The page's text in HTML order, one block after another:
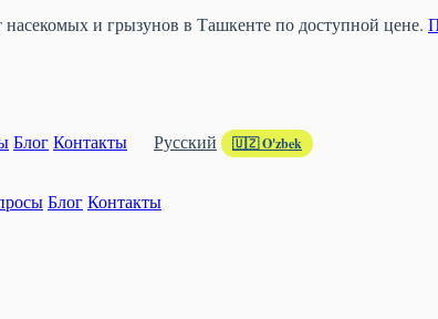
и грызунов в Ташкенте по доступной цене.
БлогКонтакты Русский 🇺🇿 O'zbek
БлогКонтакты